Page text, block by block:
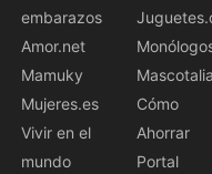
embarazos
Amor.net
Mamuky
Mujeres.es
Vivir en el
mundo
Cómo
Ahorrar
Portal